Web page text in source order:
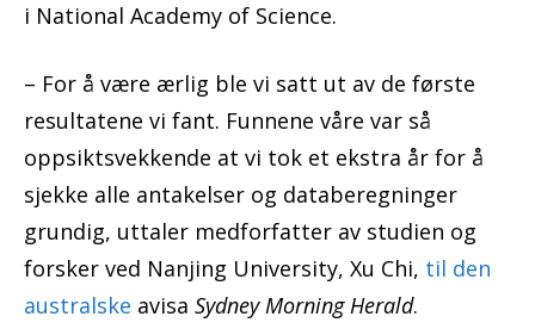
i National Academy of Science.
– For å være ærlig ble vi satt ut av de første
resultatene vi fant. Funnene våre var så
oppsiktsvekkende at vi tok et ekstra år for å
sjekke alle antakelser og databeregninger
grundig, uttaler medforfatter av studien og
forsker ved Nanjing University, Xu Chi, til den
australske avisa Sydney Morning Herald.